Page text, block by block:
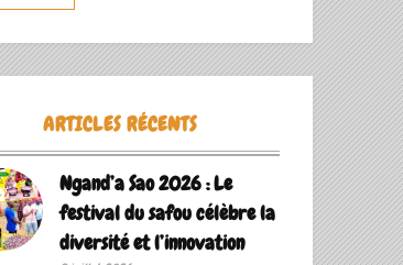
ARTICLES RÉCENTS
Ngand’a Sao 2026 : Le
festival du safou célèbre la
diversité et l’innovation